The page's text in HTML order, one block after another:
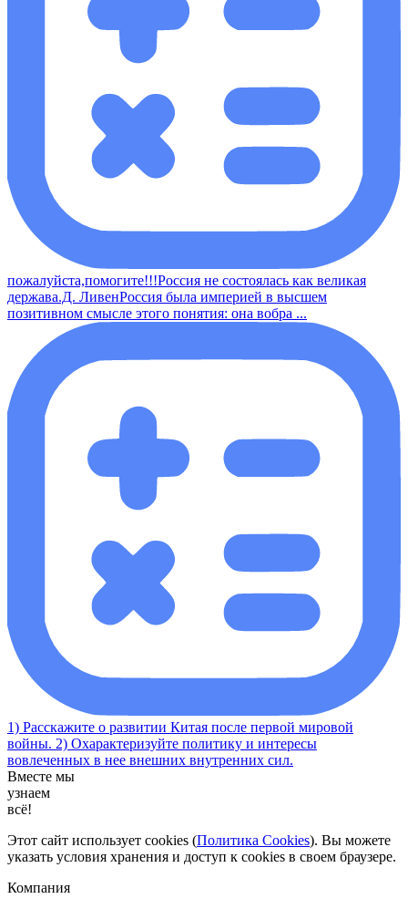
пожалуйста,помогите!!!Россия не состоялась как великая
держава.Д. ЛивенРоссия была империей в высшем
позитивном смысле этого понятия: она вобра ...
1) Расскажите о развитии Китая после первой мировой
войны. 2) Охарактеризуйте политику и интересы
вовлеченных в нее внешних внутренних сил.
Вместе мы
узнаем
всё!
Этот сайт использует cookies (Политика Cookies). Вы можете
указать условия хранения и доступ к cookies в своем браузере.
Компания